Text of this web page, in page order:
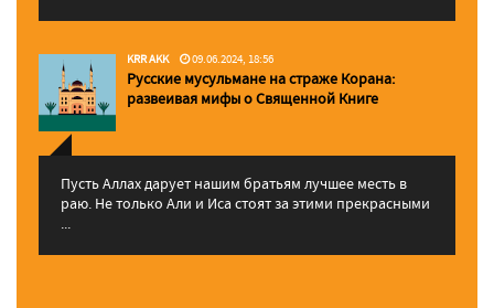
KRR AKK 09.06.2024, 18:56
Русские мусульмане на страже Корана:
pазвеивая мифы о Священной Книге
Пусть Аллах дарует нашим братьям лучшее месть в
раю. Не только Али и Иса стоят за этими прекрасными
...